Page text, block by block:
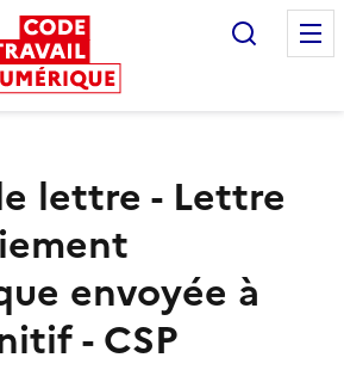
lettre - Lettre
envoyée à
- CSP